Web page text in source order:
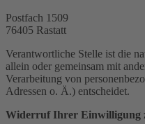
Postfach 1509
76405 Rastatt
Verantwortliche Stelle ist die
allein oder gemeinsam mit
Verarbeitung von
Adressen o. Ä.) entscheidet.
Widerruf Ihrer Einwilligung